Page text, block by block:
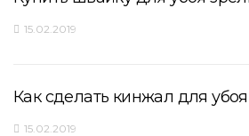
15.02.2019
Как сделать кинжал для убоя
15.02.2019